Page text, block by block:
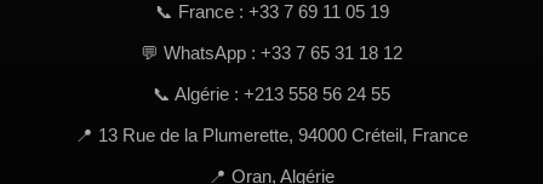
📞 France : +33 7 69 11 05 19
💬 WhatsApp : +33 7 65 31 18 12
📞 Algérie : +213 558 56 24 55
📍 13 Rue de la Plumerette, 94000 Créteil, France
📍 Oran, Algérie